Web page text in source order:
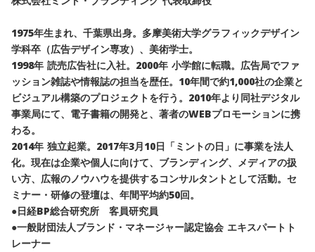
1975年生まれ、千葉県出身。多摩美術大学グラフィックデザイン
学科卒（広告デザイン専攻）、美術学士。
1998年 読売広告社に入社。2000年 小学館に転職。広告局でファ
ッション雑誌や情報誌の担当を歴任。10年間で約1,000社の企業と
ビジュアル構築のプロジェクトを行う。2010年より同社デジタル
事業局にて、電子書籍の開発と、著者のWEBプロモーションに携
わる。
2014年 独立起業。2017年3月10日「ミントの日」に事業を法人
化。現在は企業や個人に向けて、ブランディング、メディアの扱
い方、広報のノウハウを提供するコンサルタントとして活動。セ
ミナー・研修の登壇は、年間平均約50回。
●日経BP総合研究所 客員研究員
●一般財団法人ブランド・マネージャー認定協会 エキスパートト
レーナー